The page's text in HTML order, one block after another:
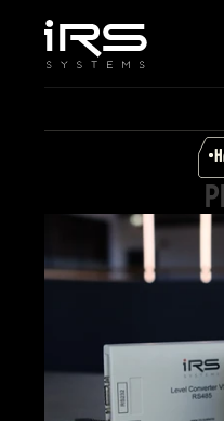
Home
Leistungen &
Select Language